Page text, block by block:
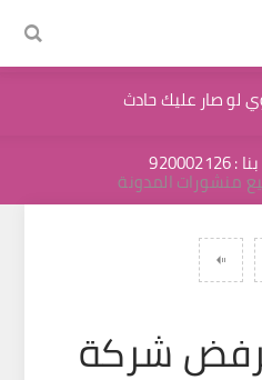
لو صار عليك حادث
منشورات المدونة
شركة